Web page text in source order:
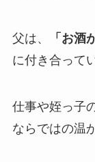
父は、 「お酒
に付き合って
仕事や姪っ子
ならではの温